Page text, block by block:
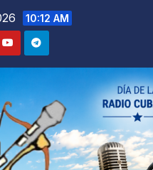
10:12 AM